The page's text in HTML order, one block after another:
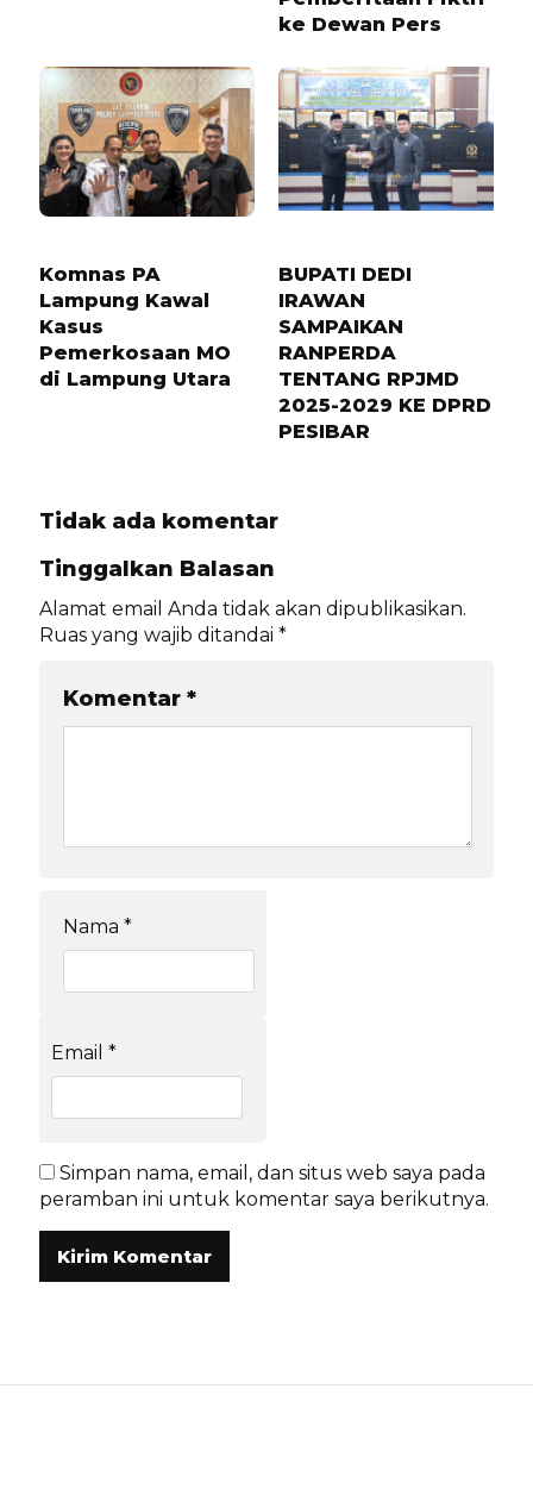
ke Dewan Pers
Komnas PA
Lampung Kawal
Kasus
Pemerkosaan MO
di Lampung Utara
BUPATI DEDI
IRAWAN
SAMPAIKAN
RANPERDA
TENTANG RPJMD
2025-2029 KE DPRD
PESIBAR
Tidak ada komentar
Tinggalkan Balasan
Alamat email Anda tidak akan dipublikasikan.
Ruas yang wajib ditandai *
Komentar *
Nama *
Email *
Simpan nama, email, dan situs web saya pada
peramban ini untuk komentar saya berikutnya.